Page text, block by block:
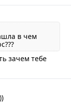
в чем
зачем тебе